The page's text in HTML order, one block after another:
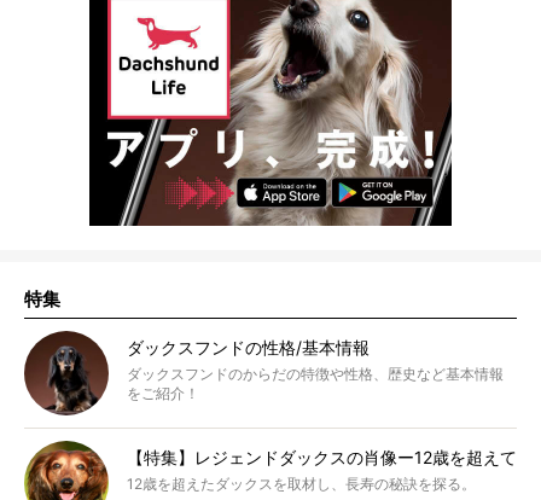
特集
ダックスフンドの性格/基本情報
ダックスフンドのからだの特徴や性格、歴史など基本情報
をご紹介！
【特集】レジェンドダックスの肖像ー12歳を超えて
12歳を超えたダックスを取材し、長寿の秘訣を探る。